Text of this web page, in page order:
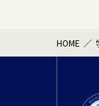
HOME